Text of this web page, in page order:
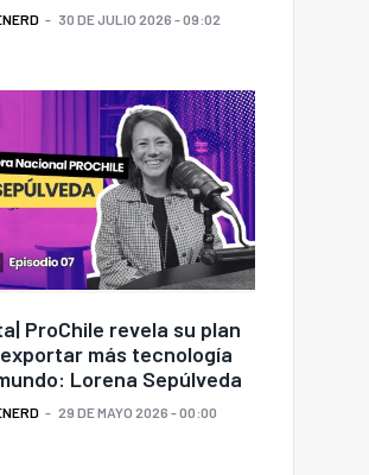
30 DE JULIO 2026 - 09:02
ProChile revela su plan
más tecnología
Lorena Sepúlveda
29 DE MAYO 2026 - 00:00